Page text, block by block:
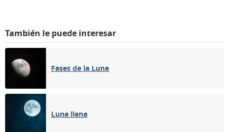
También le puede interesar
Fases de la Luna
Luna llena